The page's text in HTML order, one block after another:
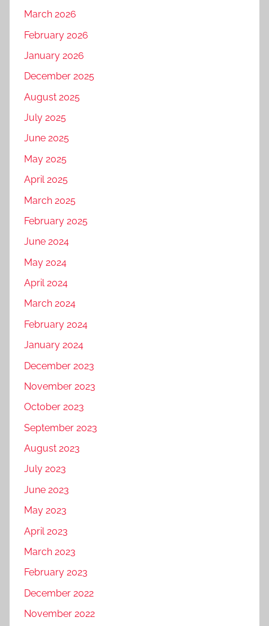
March 2026
February 2026
January 2026
December 2025
August 2025
July 2025
June 2025
May 2025
April 2025
March 2025
February 2025
June 2024
May 2024
April 2024
March 2024
February 2024
January 2024
December 2023
November 2023
October 2023
September 2023
August 2023
July 2023
June 2023
May 2023
April 2023
March 2023
February 2023
December 2022
November 2022